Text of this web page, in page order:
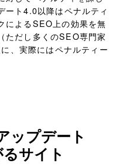
ート4.0以降はペナルティ
によるSEO上の効果を無
ただし多くのSEO専門家
、実際にはペナルティー
ップデート
サイト